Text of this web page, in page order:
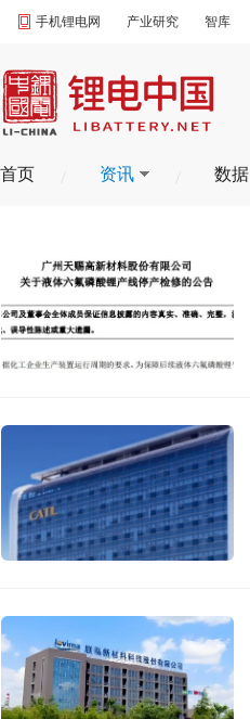
手机锂电网 产业研究 智库
首页 资讯 数据